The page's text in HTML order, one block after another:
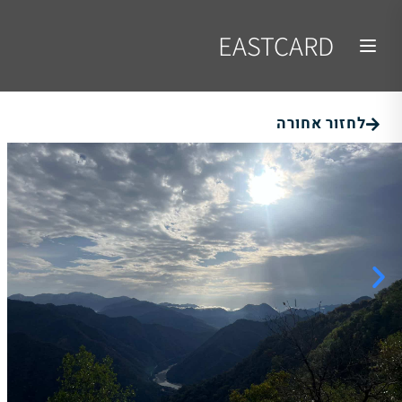
EASTCARD
לחזור אחורה